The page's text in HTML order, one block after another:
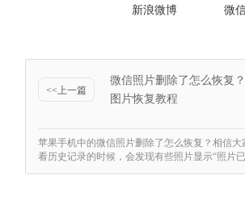
新浪微博 微
<<上一篇
微信照片删除了怎么恢复
图片恢复教程
苹果手机中的微信照片删除了怎么恢复？相信大
看历史记录的时候，会发现有些照片显示“照片